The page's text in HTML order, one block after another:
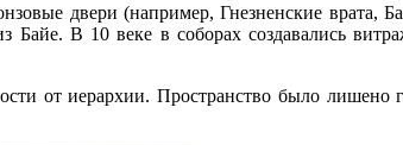
двери (например, Гнезненские врата,
В 10 веке в соборах создавались
от иерархии. Пространство было